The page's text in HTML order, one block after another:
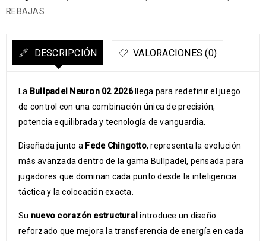
REBAJAS
DESCRIPCIÓN VALORACIONES (0)
La Bullpadel Neuron 02 2026llega para redefinir el juego
de control con una combinación única de precisión,
potencia equilibrada y tecnología de vanguardia.
Diseñada junto a Fede Chingotto, representa la evolución
más avanzada dentro de la gama Bullpadel, pensada para
jugadores que dominan cada punto desde la inteligencia
táctica y la colocación exacta.
Su nuevo corazón estructural introduce un diseño
reforzado que mejora la transferencia de energía en cada